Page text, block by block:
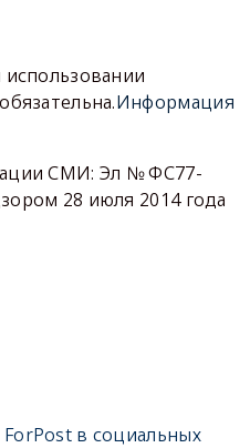
Информация
СМИ: Эл № ФС77-
28 июля 2014 года
в социальных